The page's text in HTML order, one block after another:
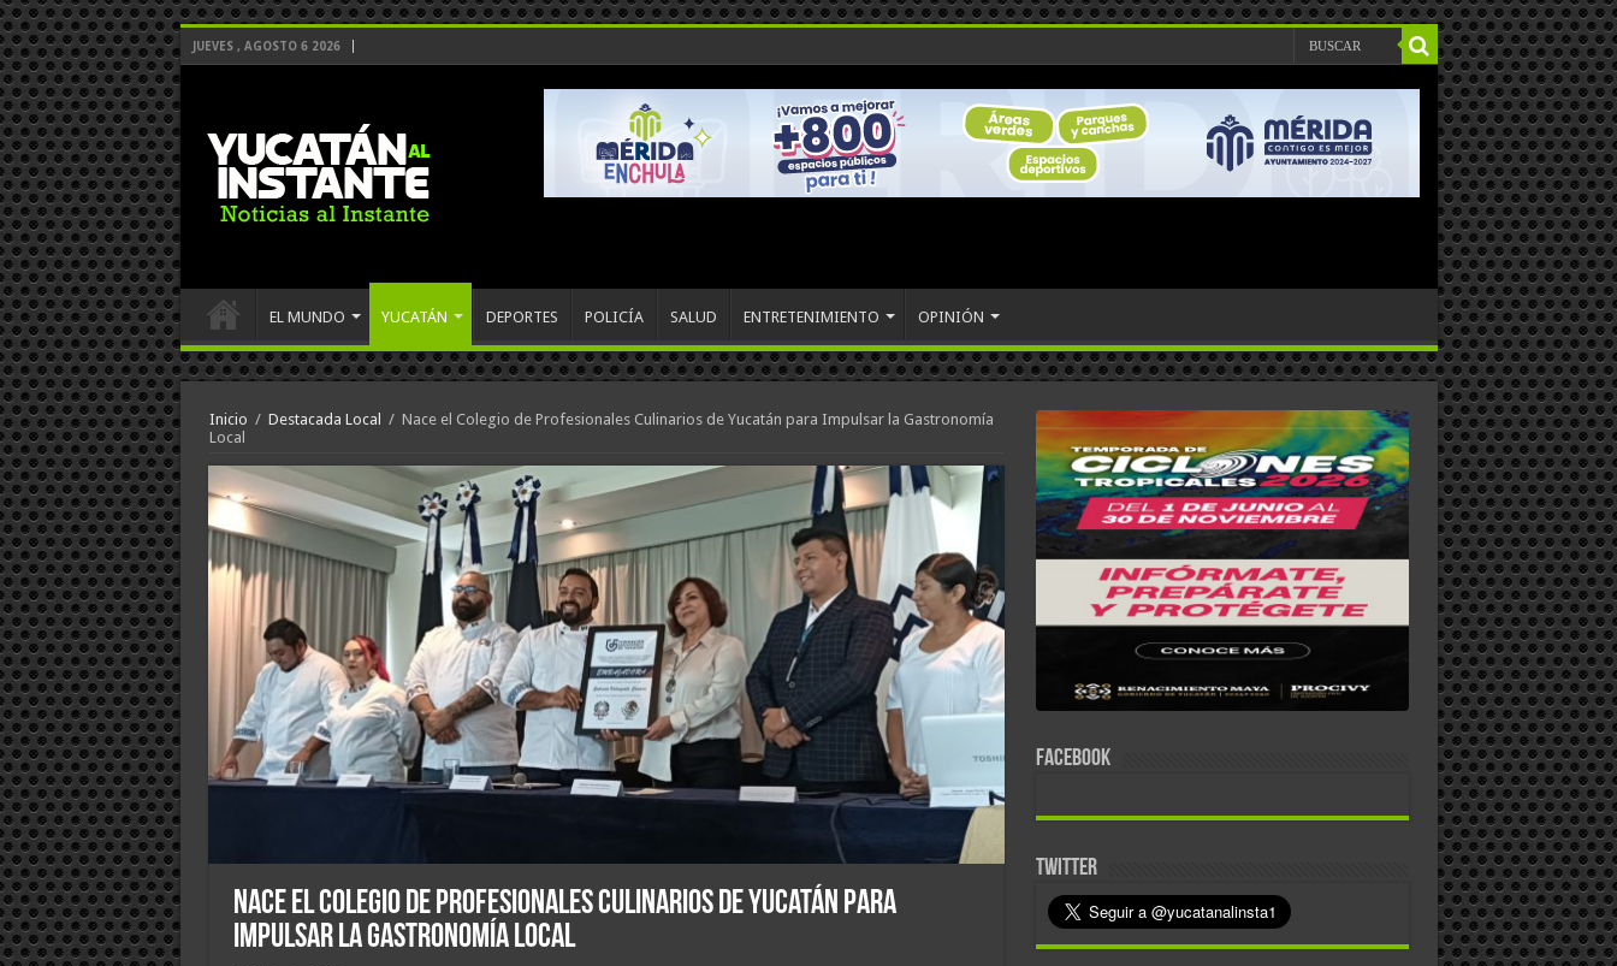
JUEVES , AGOSTO 6 2026
EL MUNDO YUCATÁN DEPORTES POLICÍA SALUD ENTRETENIMIENTO OPINIÓN
Inicio / Destacada Local / Nace el Colegio de Profesionales Culinarios de Yucatán para Impulsar la Gastronomía
Local
Nace el Colegio de Profesionales Culinarios de Yucatán para
Impulsar la Gastronomía Local
FACEBOOK
TWITTER